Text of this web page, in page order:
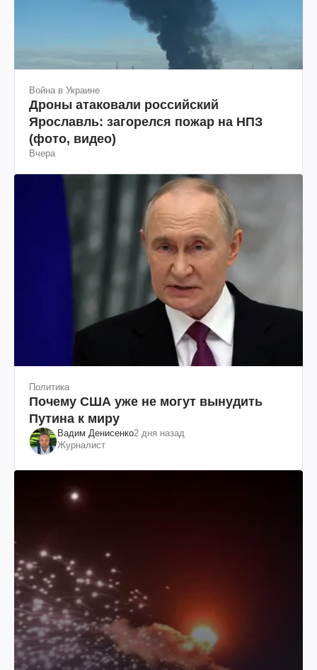
Война в Украине
Дроны атаковали российский
Ярославль: загорелся пожар на НПЗ
(фото, видео)
Вчера
Политика
Почему США уже не могут вынудить
Путина к миру
Вадим Денисенко2 дня назад
Журналист